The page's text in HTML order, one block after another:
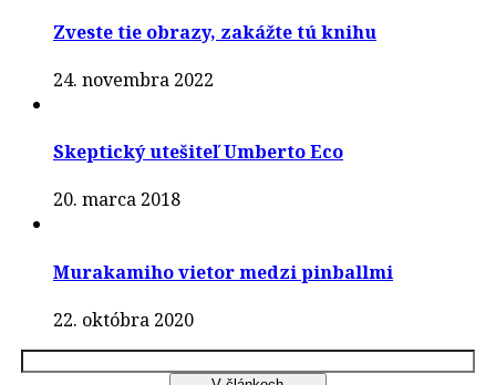
Zveste tie obrazy, zakážte tú knihu
24. novembra 2022
Skeptický utešiteľ Umberto Eco
20. marca 2018
Murakamiho vietor medzi pinballmi
22. októbra 2020